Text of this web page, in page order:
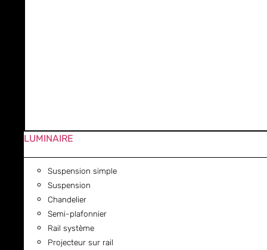
LUMINAIRE
Suspension simple
Suspension
Chandelier
Semi-plafonnier
Rail système
Projecteur sur rail